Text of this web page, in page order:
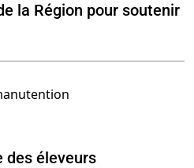
la Région pour soutenir
des éleveurs